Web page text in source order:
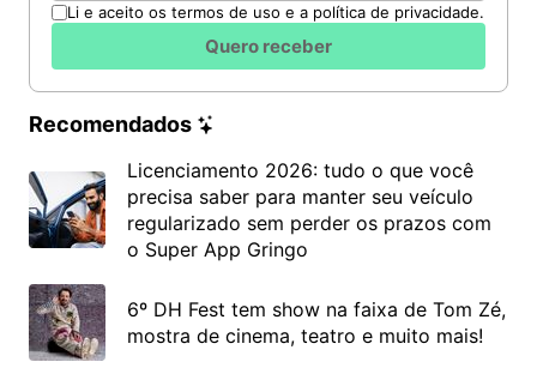
Li e aceito os termos de uso e a política de privacidade.
Quero receber
Recomendados
Licenciamento 2026: tudo o que você
precisa saber para manter seu veículo
regularizado sem perder os prazos com
o Super App Gringo
6º DH Fest tem show na faixa de Tom Zé,
mostra de cinema, teatro e muito mais!